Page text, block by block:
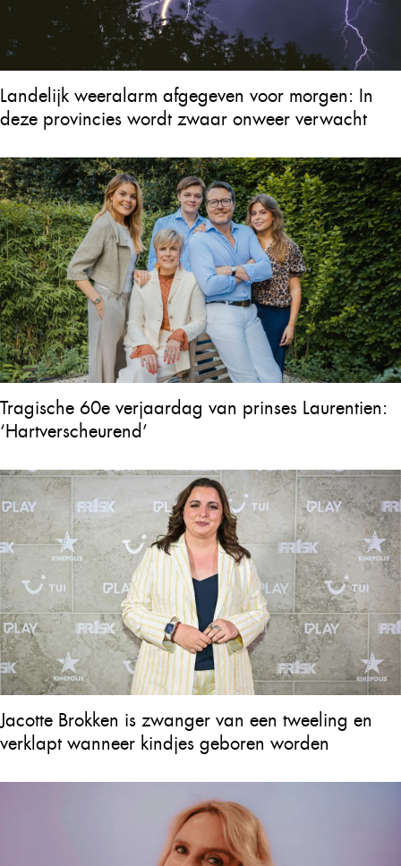
Landelijk weeralarm afgegeven voor morgen: In
deze provincies wordt zwaar onweer verwacht
Tragische 60e verjaardag van prinses Laurentien:
‘Hartverscheurend’
Jacotte Brokken is zwanger van een tweeling en
verklapt wanneer kindjes geboren worden